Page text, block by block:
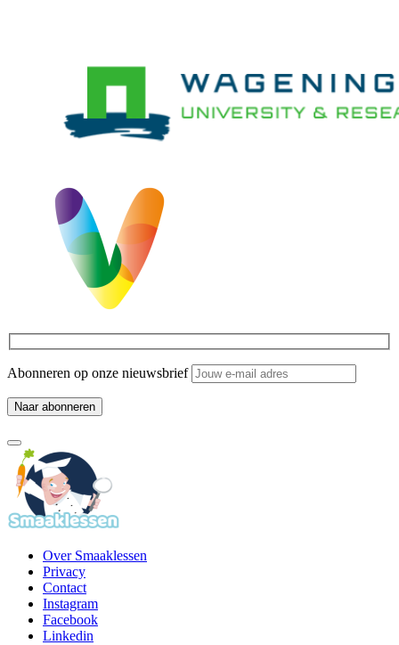
Abonneren op onze nieuwsbrief
Over Smaaklessen
Privacy
Contact
Instagram
Facebook
Linkedin